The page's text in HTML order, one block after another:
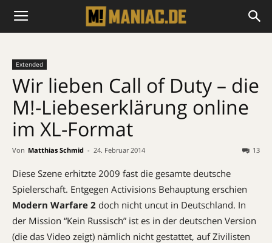
Extended
Wir lieben Call of Duty – die
M!-Liebeserklärung online
im XL-Format
Von Matthias Schmid - 24. Februar 2014 13
Diese Szene erhitzte 2009 fast die gesamte deutsche
Spielerschaft. Entgegen Activisions Behauptung erschien
Modern Warfare 2 doch nicht uncut in Deutschland. In
der Mission “Kein Russisch” ist es in der deutschen Version
(die das Video zeigt) nämlich nicht gestattet, auf Zivilisten